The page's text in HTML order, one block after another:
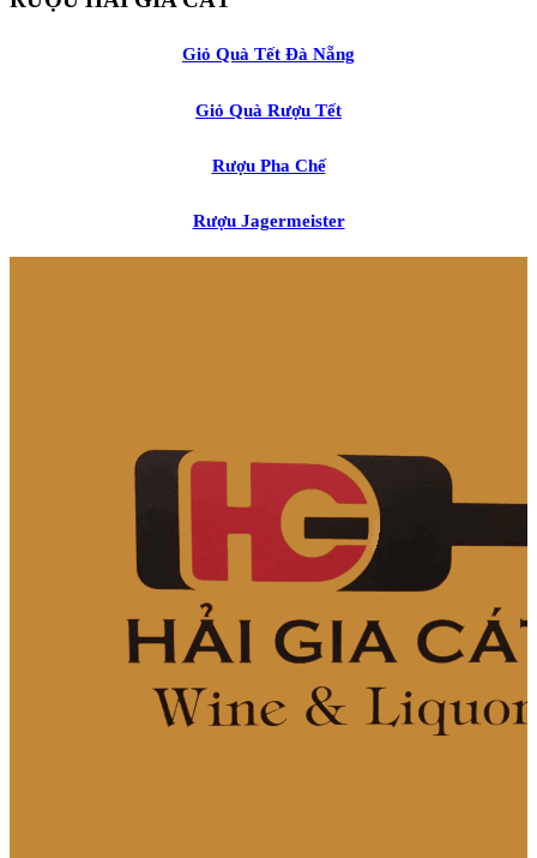
Giỏ Quà Tết Đà Nẵng
Giỏ Quà Rượu Tết
Rượu Pha Chế
Rượu Jagermeister